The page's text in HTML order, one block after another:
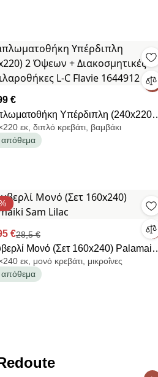
€
Υπέρδιπλη (240x220)
+ Διακοσμητικές
L-C Flavie 1644912
εκ, διπλό κρεβάτι, βαμβάκι
απόθεμα
€28,5 €
Μονό (Σετ 160x240) Palamaiki
Lilacεκ, μονό κρεβάτι, μικροΐνες
απόθεμα